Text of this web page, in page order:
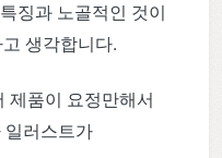
징과 노골적인 것이
생각합니다.
제품이 요정만해서
일러스트가